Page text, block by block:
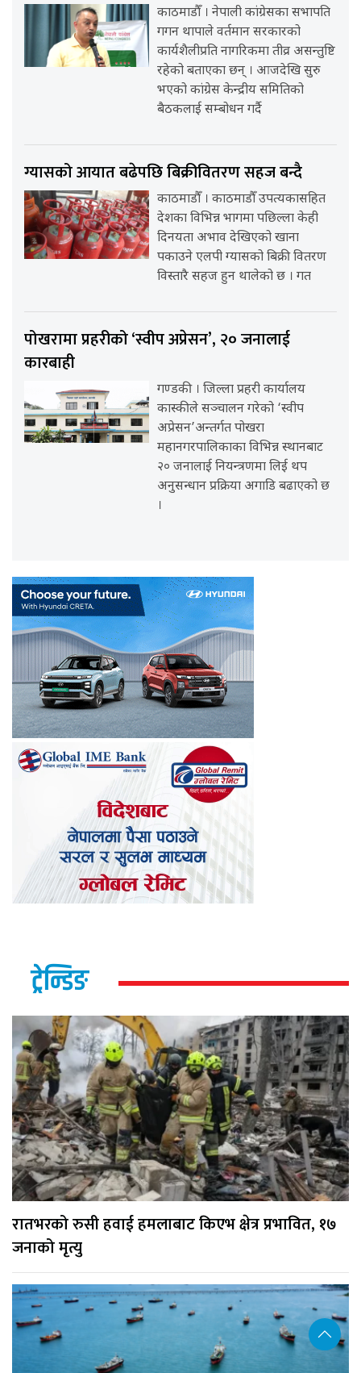
काठमाडौँ । नेपाली कांग्रेसका सभापति
गगन थापाले वर्तमान सरकारको
कार्यशैलीप्रति नागरिकमा तीव्र असन्तुष्टि
रहेको बताएका छन् । आजदेखि सुरु
भएको कांग्रेस केन्द्रीय समितिको
बैठकलाई सम्बोधन गर्दै
ग्यासको आयात बढेपछि बिक्रीवितरण सहज बन्दै
काठमाडौँ । काठमाडौँ उपत्यकासहित
देशका विभिन्न भागमा पछिल्ला केही
दिनयता अभाव देखिएको खाना
पकाउने एलपी ग्यासको बिक्री वितरण
विस्तारै सहज हुन थालेको छ । गत
पोखरामा प्रहरीको ‘स्वीप अप्रेसन’, २० जनालाई
कारबाही
गण्डकी । जिल्ला प्रहरी कार्यालय
कास्कीले सञ्चालन गरेको ‘स्वीप
अप्रेसन’अन्तर्गत पोखरा
महानगरपालिकाका विभिन्न स्थानबाट
२० जनालाई नियन्त्रणमा लिई थप
अनुसन्धान प्रक्रिया अगाडि बढाएको छ
।
ट्रेन्डिङ
रातभरको रुसी हवाई हमलाबाट किएभ क्षेत्र प्रभावित, १७
जनाको मृत्यु